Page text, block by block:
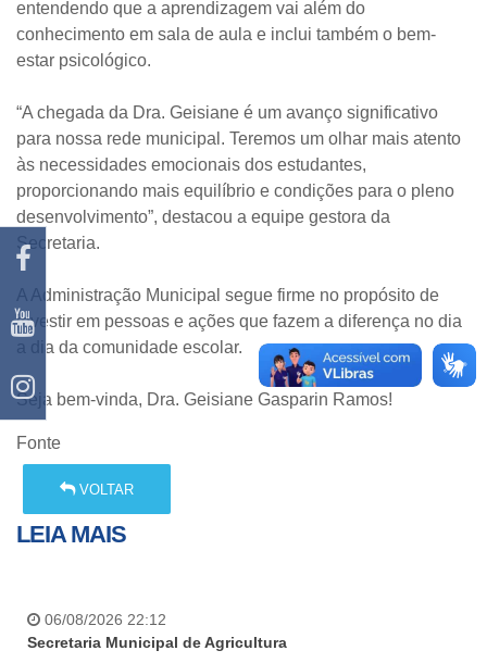
entendendo que a aprendizagem vai além do
conhecimento em sala de aula e inclui também o bem-
estar psicológico.
“A chegada da Dra. Geisiane é um avanço significativo
para nossa rede municipal. Teremos um olhar mais atento
às necessidades emocionais dos estudantes,
proporcionando mais equilíbrio e condições para o pleno
desenvolvimento”, destacou a equipe gestora da
Secretaria.
A Administração Municipal segue firme no propósito de
investir em pessoas e ações que fazem a diferença no dia
a dia da comunidade escolar.
Seja bem-vinda, Dra. Geisiane Gasparin Ramos!
Fonte
VOLTAR
LEIA MAIS
06/08/2026 22:12
Secretaria Municipal de Agricultura